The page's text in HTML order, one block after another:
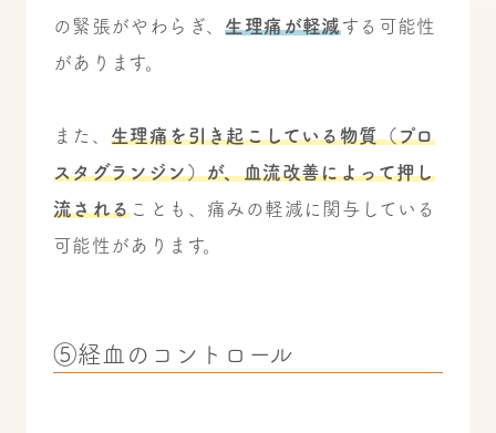
の緊張がやわらぎ、生理痛が軽減する可能性
があります。
また、 生理痛を引き起こしている物質（プロ
スタグランジン）が、血流改善によって押し
流される ことも、痛みの軽減に関与している
可能性があります。
⑤経血のコントロール